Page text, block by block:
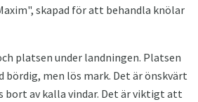
skapad för att behandla knölar
platsen under landningen. Platsen
bördig, men lös mark. Det är önskvärt
av kalla vindar. Det är viktigt att